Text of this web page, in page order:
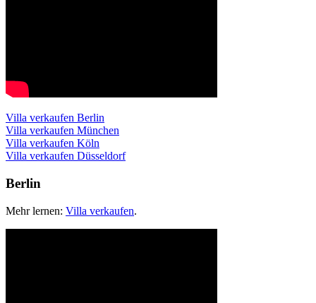
Villa verkaufen Berlin
Villa verkaufen München
Villa verkaufen Köln
Villa verkaufen Düsseldorf
Berlin
Mehr lernen: Villa verkaufen.